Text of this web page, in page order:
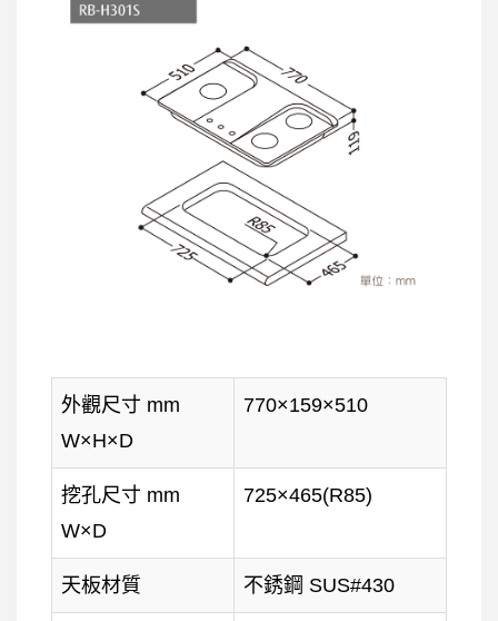
外觀尺寸 mm
W×H×D
770×159×510
挖孔尺寸 mm
W×D
725×465(R85)
天板材質 不銹鋼 SUS#430